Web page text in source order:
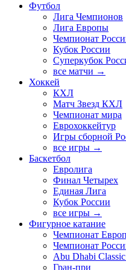
Футбол
Лига Чемпионов
Лига Европы
Чемпионат
Кубок России
Суперкубок
все матчи →
Хоккей
КХЛ
Матч Звезд КХЛ
Чемпионат мира
Еврохоккейтур
Игры сборной
все игры →
Баскетбол
Евролига
Финал Четырех
Единая Лига
Кубок России
все игры →
Фигурное катание
Чемпионат
Чемпионат
Abu Dhabi
Гран-при